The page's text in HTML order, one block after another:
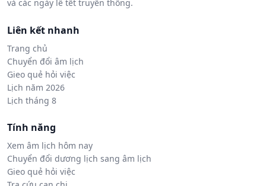
và các ngày lễ tết truyền thống.
Liên kết nhanh
Trang chủ
Chuyển đổi âm lịch
Gieo quẻ hỏi việc
Lịch năm 2026
Lịch tháng 8
Tính năng
Xem âm lịch hôm nay
Chuyển đổi dương lịch sang âm lịch
Gieo quẻ hỏi việc